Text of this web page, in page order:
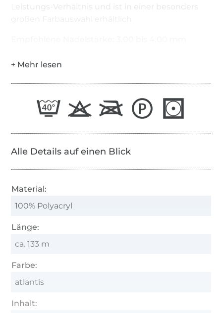
Leistungs-Verhältnis und ist in einer besonders
Alle Details auf einen Blick
Material:
100% Polyacryl
Länge:
ca. 133 m
Farbe:
atlantis
Inhalt: